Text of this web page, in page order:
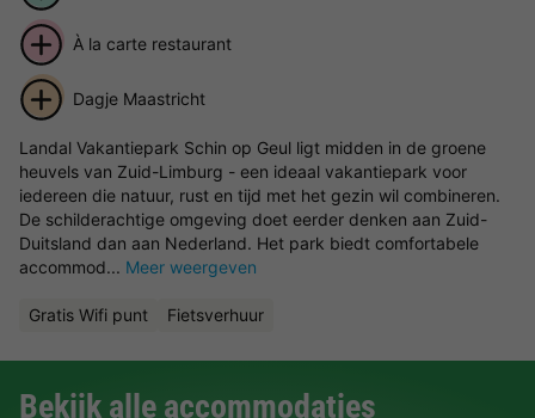
À la carte restaurant
Dagje Maastricht
Landal Vakantiepark Schin op Geul ligt midden in de groene
heuvels van Zuid-Limburg - een ideaal vakantiepark voor
iedereen die natuur, rust en tijd met het gezin wil combineren.
De schilderachtige omgeving doet eerder denken aan Zuid-
Duitsland dan aan Nederland. Het park biedt comfortabele
accommod... Meer weergeven
Gratis Wifi punt Fietsverhuur
Bekijk alle accommodaties